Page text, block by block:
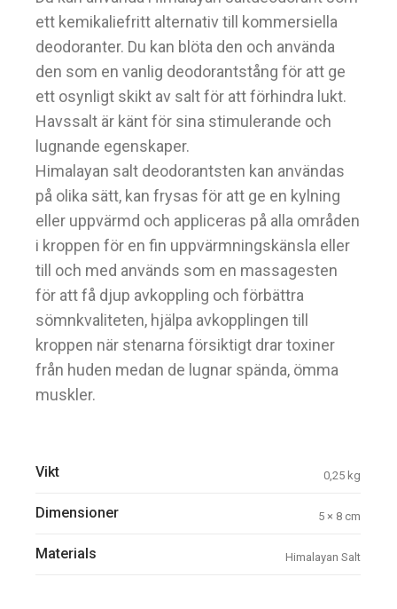
ett kemikaliefritt alternativ till kommersiella
deodoranter. Du kan blöta den och använda
den som en vanlig deodorantstång för att ge
ett osynligt skikt av salt för att förhindra lukt.
Havssalt är känt för sina stimulerande och
lugnande egenskaper.
Himalayan salt deodorantsten kan användas
på olika sätt, kan frysas för att ge en kylning
eller uppvärmd och appliceras på alla områden
i kroppen för en fin uppvärmningskänsla eller
till och med används som en massagesten
för att få djup avkoppling och förbättra
sömnkvaliteten, hjälpa avkopplingen till
kroppen när stenarna försiktigt drar toxiner
från huden medan de lugnar spända, ömma
muskler.
Vikt 0,25 kg
Dimensioner 5 × 8 cm
Materials Himalayan Salt